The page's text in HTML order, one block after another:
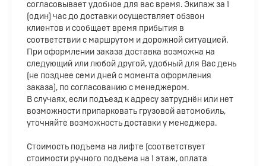
согласовывает удобное для вас время. Экипаж за 1
(один) час до доставки осуществляет обзвон
клиентов и сообщает время прибытия в
соответствии с маршрутом и дорожной ситуацией.
При оформлении заказа доставка возможна на
следующий или любой другой, удобный для Вас день
(не позднее семи дней с момента оформления
заказа), по согласованию с менеджером.
В случаях, если подъезд к адресу затруднён или нет
возможности припарковать грузовой автомобиль,
уточняйте возможность доставки у менеджера.
Стоимость подъема на лифте (соответствует
стоимости ручного подъема на 1 этаж, оплата